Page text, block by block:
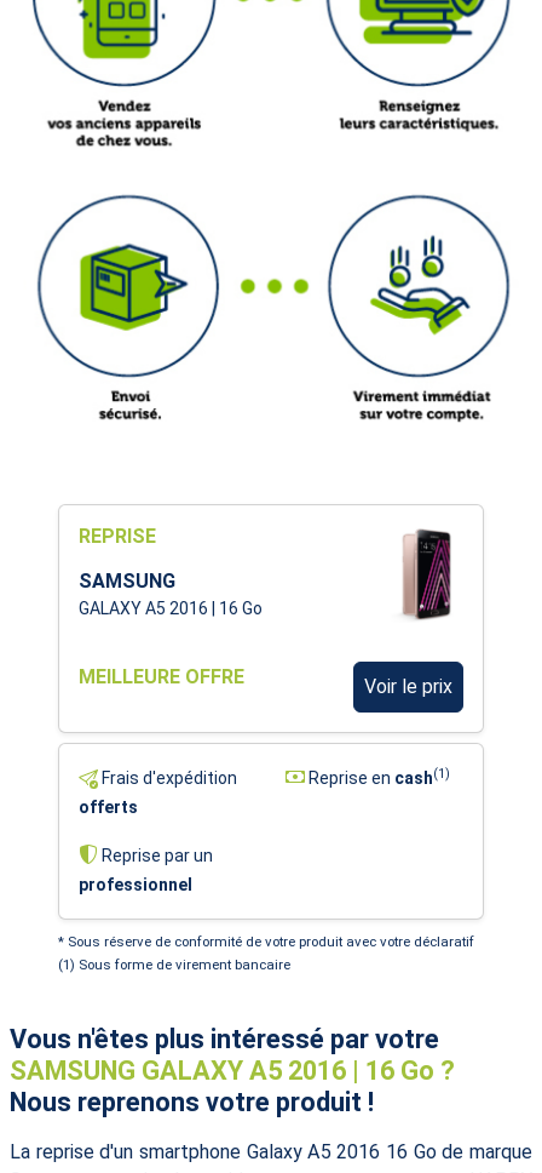
REPRISE
SAMSUNG
GALAXY A5 2016 | 16 Go
MEILLEURE OFFRE Voir le prix
Frais d'expédition
offerts
Reprise en cash(1)
Reprise par un
professionnel
* Sous réserve de conformité de votre produit avec votre déclaratif
(1) Sous forme de virement bancaire
Vous n'êtes plus intéressé par votre
SAMSUNG GALAXY A5 2016 | 16 Go ?
Nous reprenons votre produit !
La reprise d'un smartphone Galaxy A5 2016 16 Go de marque